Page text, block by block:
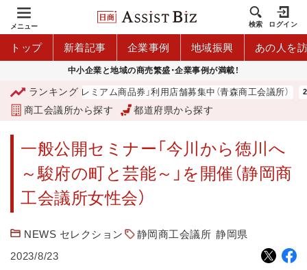
メニュー 検索 ログイン
トップ 新着記事 企業事例 地域振興 あの人を
中小企業と地域の商売繁盛・企業事例が満載！
ランキング
「青森市プレミアム商品券」利用店舗募集中（青森商工会議所）
商工会議所から探す 都道府県から探す
一般公開セミナー「今川から徳川へ
～駿府の町と芸能～」を開催（静岡商
工会議所女性会）
NEWS セレクション 静岡商工会議所 静岡県
2023/8/23